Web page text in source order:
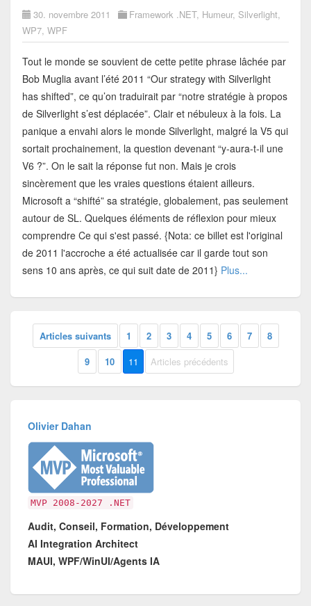
30. novembre 2011 Framework .NET, Humeur, Silverlight,
WP7, WPF
Tout le monde se souvient de cette petite phrase lâchée par
Bob Muglia avant l’été 2011 “Our strategy with Silverlight
has shifted”, ce qu’on traduirait par “notre stratégie à propos
de Silverlight s’est déplacée”. Clair et nébuleux à la fois. La
panique a envahi alors le monde Silverlight, malgré la V5 qui
sortait prochainement, la question devenant “y-aura-t-il une
V6 ?”. On le sait la réponse fut non. Mais je crois
sincèrement que les vraies questions étaient ailleurs.
Microsoft a “shifté” sa stratégie, globalement, pas seulement
autour de SL. Quelques éléments de réflexion pour mieux
comprendre Ce qui s'est passé. {Nota: ce billet est l'original
de 2011 l'accroche a été actualisée car il garde tout son
sens 10 ans après, ce qui suit date de 2011} Plus...
Articles suivants 1 2 3 4 5 6 7
8
9
10 11 Articles précédents
Olivier Dahan
MVP 2008-2027 .NET
Audit, Conseil, Formation, Développement
AI Integration Architect
MAUI, WPF/WinUI/Agents IA